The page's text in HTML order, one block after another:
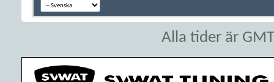
Alla tider är